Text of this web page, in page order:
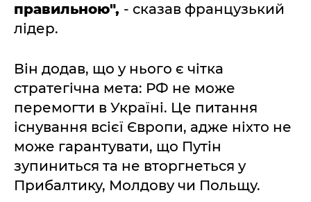
правильною", - сказав французький
лідер.
Він додав, що у нього є чітка
стратегічна мета: РФ не може
перемогти в Україні. Це питання
існування всієї Європи, адже ніхто не
може гарантувати, що Путін
зупиниться та не вторгнеться у
Прибалтику, Молдову чи Польщу.